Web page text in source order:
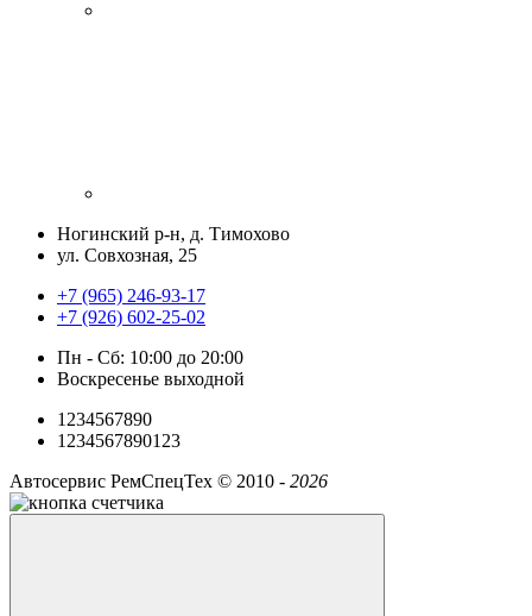
Ногинский р-н, д. Тимохово
ул. Совхозная, 25
+7 (965) 246-93-17
+7 (926) 602-25-02
Пн - Сб: 10:00 до 20:00
Воскресенье выходной
1234567890
1234567890123
Автосервис РемСпецТех © 2010 - 2026